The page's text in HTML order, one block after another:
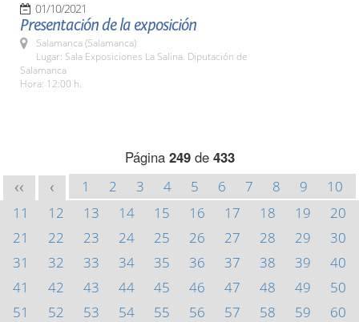
01/10/2021
Presentación de la exposición
Salamanca (Salamanca)
Lugar: Sala Exposiciones La Salina. Diputación de
Salamanca
Hora: 12:00 h.
Página 249de 433
<< < 1 2 3 4 5 6 7 8 9
10
11
12 13 14 15 16 17 18 19
20
21
22 23 24 25 26 27 28 29
30
31
32 33 34 35 36 37 38 39
40
41
42 43 44 45 46 47 48 49
50
51
52 53 54 55 56 57 58 59
60